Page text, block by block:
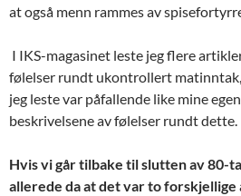
at også menn rammes av
I IKS-magasinet leste jeg flere
følelser rundt ukontrollert
jeg leste var påfallende like mine
beskrivelsene av følelser rundt dette.
Hvis vi går tilbake til slutten av 80-
allerede da at det var to forskjellige